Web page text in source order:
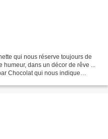
qui nous réserve toujours de
dans un décor de rêve ...
Chocolat qui nous indique